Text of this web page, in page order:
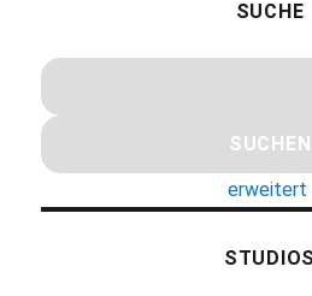
SUCHE
erweitert
STUDIOS